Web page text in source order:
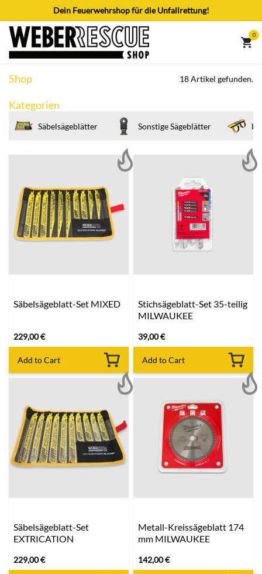
Zum Inhalt springenDein Feuerwehrshop für die Unfallrettung!
0
Shop 18 Artikel gefunden.
Kategorien
Säbelsägeblätter Sonstige Sägeblätter
Säbelsägeblatt-Set MIXED
229,00€
Add to Cart
Stichsägeblatt-Set 35-teilig
MILWAUKEE
39,00€
Add to Cart
Säbelsägeblatt-Set
EXTRICATION
229,00€
Metall-Kreissägeblatt 174
mm MILWAUKEE
142,00€